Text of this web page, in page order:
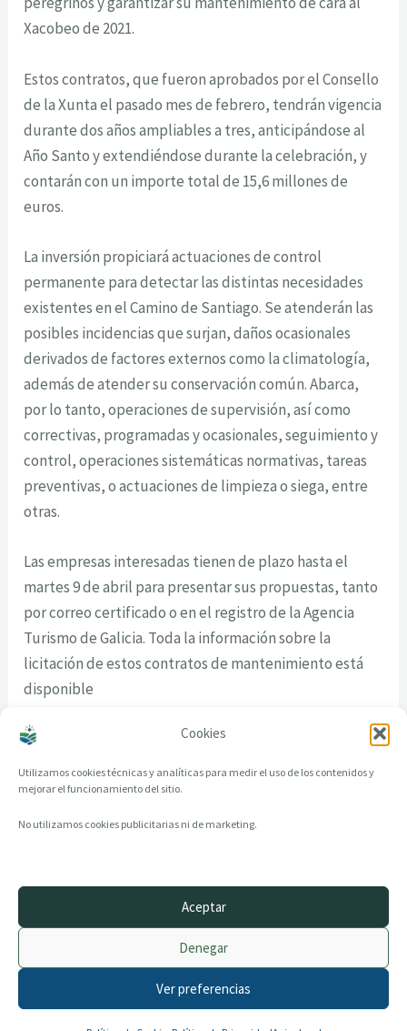
Cookies
Utilizamos cookies técnicas y analíticas para medir el uso de los contenidos y
mejorar el funcionamiento del sitio.
No utilizamos cookies publicitarias ni de marketing.
Aceptar
Denegar
Ver preferencias
Xacobeo de 2021.
Estos contratos, que fueron aprobados por el Consello
de la Xunta el pasado mes de febrero, tendrán vigencia
durante dos años ampliables a tres, anticipándose al
Año Santo y extendiéndose durante la celebración, y
contarán con un importe total de 15,6 millones de
euros.
La inversión propiciará actuaciones de control
permanente para detectar las distintas necesidades
existentes en el Camino de Santiago. Se atenderán las
posibles incidencias que surjan, daños ocasionales
derivados de factores externos como la climatología,
además de atender su conservación común. Abarca,
por lo tanto, operaciones de supervisión, así como
correctivas, programadas y ocasionales, seguimiento y
control, operaciones sistemáticas normativas, tareas
preventivas, o actuaciones de limpieza o siega, entre
otras.
Las empresas interesadas tienen de plazo hasta el
martes 9 de abril para presentar sus propuestas, tanto
por correo certificado o en el registro de la Agencia
Turismo de Galicia. Toda la información sobre la
licitación de estos contratos de mantenimiento está
disponible
mo.jsp?lang=gl&ID=800&N=242&OR=242
© 2014–2026 creandotuprovincia.es · Todos los derechos reservados
Política de Cookies
Archivo histórico